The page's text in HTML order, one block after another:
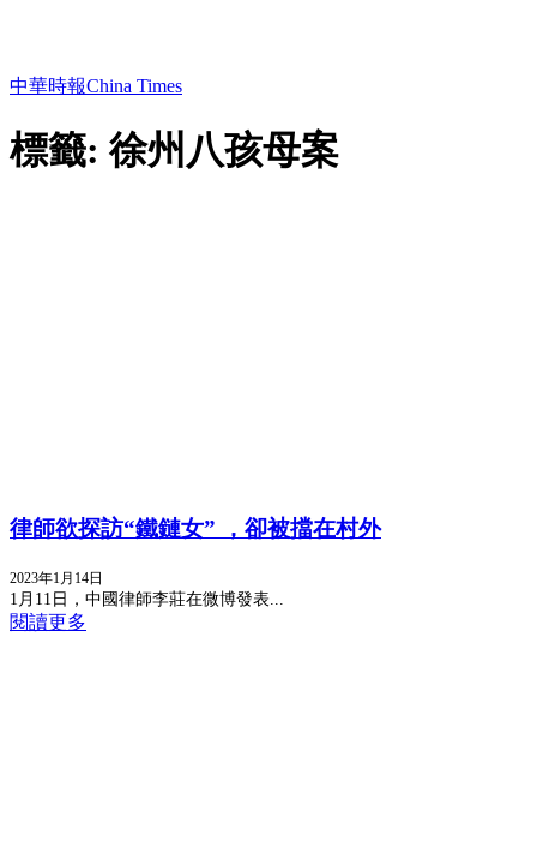
中華時報China Times
標籤: 徐州八孩母案
律師欲探訪“鐵鏈女” ，卻被擋在村外
2023年1月14日
1月11日，中國律師李莊在微博發表...
閱讀更多